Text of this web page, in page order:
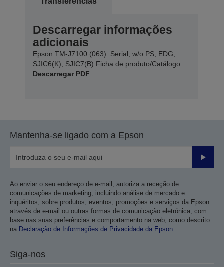
Descarregar informações
adicionais
Epson TM-J7100 (063): Serial, w/o PS, EDG,
SJIC6(K), SJIC7(B) Ficha de produto/Catálogo
Descarregar PDF
Mantenha-se ligado com a Epson
Enviar
Ao enviar o seu endereço de e-mail, autoriza a receção de
comunicações de marketing, incluindo análise de mercado e
inquéritos, sobre produtos, eventos, promoções e serviços da Epson
através de e-mail ou outras formas de comunicação eletrónica, com
base nas suas preferências e comportamento na web, como descrito
na Declaração de Informações de Privacidade da Epson
Siga-nos